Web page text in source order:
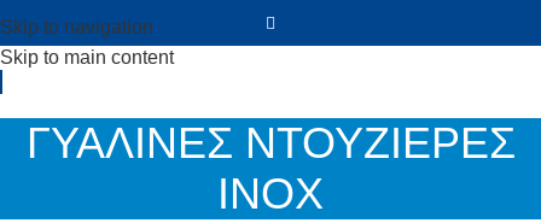
Skip to navigation
Skip to main content
ΓΥΑΛΙΝΕΣ ΝΤΟΥΖΙΕΡΕΣ
INOX